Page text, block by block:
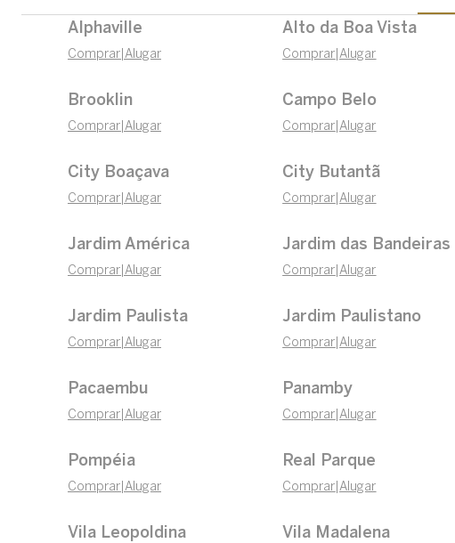
Alphaville
Comprar Alugar
Alto da Boa Vista
Comprar |Alugar
Brooklin
Comprar Alugar
Campo Belo
Comprar |Alugar
City Boaçava
Comprar Alugar
City Butantã
Comprar |Alugar
Jardim América
Comprar Alugar
Jardim das Bandeiras
Comprar |Alugar
Jardim Paulista
Comprar Alugar
Jardim Paulistano
Comprar |Alugar
Pacaembu
Comprar Alugar
Panamby
Comprar |Alugar
Pompéia
Comprar Alugar
Real Parque
Comprar |Alugar
Vila Leopoldina Vila Madalena